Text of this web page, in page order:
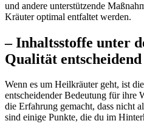
und andere ⁤unterstützende
⁢Kräuter⁢ optimal entfaltet‌ werden.
– Inhaltsstoffe unter
Qualität
Wenn es⁢ um Heilkräuter​ geht, ist
entscheidender Bedeutung für ihre
‍die Erfahrung gemacht, dass nicht
sind einige Punkte, die du⁤ im